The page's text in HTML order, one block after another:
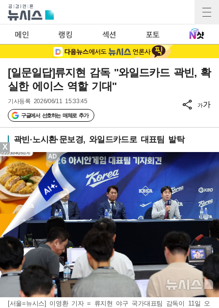
메인 랭킹 섹션 포토
[일문일답]류지현 감독 "와일드카드 곽빈, 확
실한 에이스 역할 기대"
기사등록 2026/06/11 15:33:45
구글에서 선호하는 매체로 추가
가가
곽빈·노시환·문보경, 와일드카드로 대표팀 발탁
[서울=뉴시스] 이영환 기자 = 류지현 야구 국가대표팀 감독이 11일 오
X